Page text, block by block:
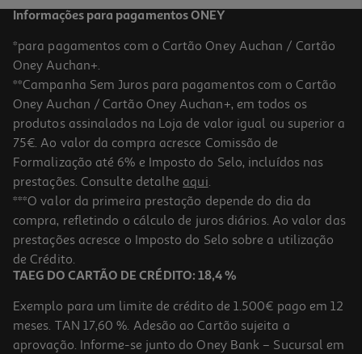
Informações para pagamentos ONEY
*para pagamentos com o Cartão Oney Auchan / Cartão
Oney Auchan+.
**Campanha Sem Juros para pagamentos com o Cartão
Oney Auchan / Cartão Oney Auchan+, em todos os
produtos assinalados na Loja de valor igual ou superior a
75€. Ao valor da compra acresce Comissão de
Formalização até 6% e Imposto do Selo, incluídos nas
prestações. Consulte detalhe aqui.
***O valor da primeira prestação depende do dia da
compra, refletindo o cálculo de juros diários. Ao valor das
prestações acresce o Imposto do Selo sobre a utilização
de Crédito.
TAEG DO CARTÃO DE CRÉDITO: 18,4 %
Exemplo para um limite de crédito de 1.500€ pago em 12
meses. TAN 17,60 %. Adesão ao Cartão sujeita a
aprovação. Informe-se junto do Oney Bank – Sucursal em